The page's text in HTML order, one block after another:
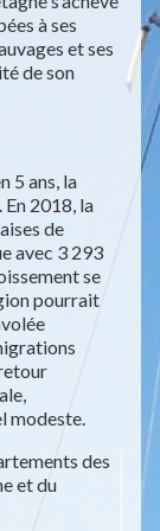
à ses
et ses
de son
5 ans, la
2018, la
de
avec 3 293
se
pourrait
modeste.
des
et du